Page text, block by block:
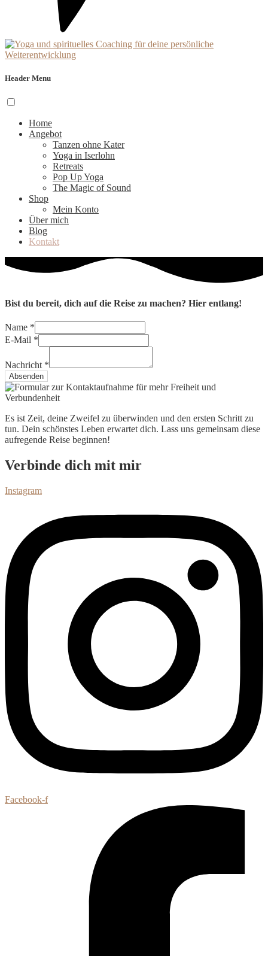
Header Menu
Home
Angebot
Tanzen ohne Kater
Yoga in Iserlohn
Retreats
Pop Up Yoga
The Magic of Sound
Shop
Mein Konto
Über mich
Blog
Kontakt
Bist du bereit, dich auf die Reise zu machen? Hier entlang!
Name *
E-Mail *
Nachricht *
Absenden
Es ist Zeit, deine Zweifel zu überwinden und den ersten Schritt zu
tun. Dein schönstes Leben erwartet dich. Lass uns gemeinsam diese
aufregende Reise beginnen!
Verbinde dich mit mir
Instagram
Facebook-f